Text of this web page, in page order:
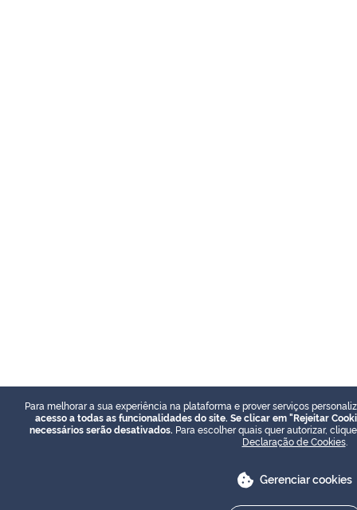
Para melhorar a sua experiência na plataforma e prover serviços
acesso a todas as funcionalidades do site. Se clicar em "Rejeitar
necessários serão desativados. Para escolher quais quer autorizar,
Declaração de Cookies.
Gerenciar cookies